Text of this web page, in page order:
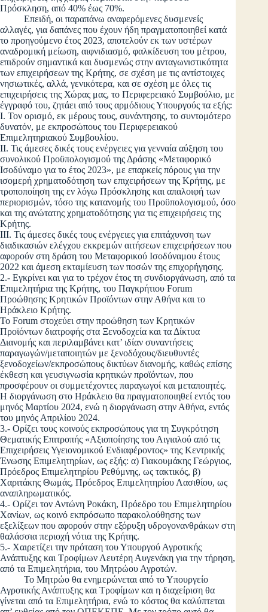
Πρόσκληση, από 40% έως 70%.
Επειδή, οι παραπάνω αναφερόμενες δυσμενείς
αλλαγές, για δαπάνες που έχουν ήδη πραγματοποιηθεί κατά
το προηγούμενο έτος 2023, αποτελούν εκ των υστέρων
αναδρομική μείωση, αιφνιδιασμό, φαλκίδευση του μέτρου,
επιδρούν σημαντικά και δυσμενώς στην ανταγωνιστικότητα
των επιχειρήσεων της Κρήτης, σε σχέση με τις αντίστοιχες
νησιωτικές, αλλά, γενικότερα, και σε σχέση με όλες τις
επιχειρήσεις της Χώρας μας, το Περιφερειακό Συμβούλιο, με
έγγραφό του, ζητάει από τους αρμόδιους Υπουργούς τα εξής:
I. Τον ορισμό, εκ μέρους τους, συνάντησης, το συντομότερο
δυνατόν, με εκπροσώπους του Περιφερειακού
Επιμελητηριακού Συμβουλίου.
II. Τις άμεσες δικές τους ενέργειες για γενναία αύξηση του
συνολικού Προϋπολογισμού της Δράσης «Μεταφορικό
Ισοδύναμο για το έτος 2023», με επαρκείς πόρους για την
ισομερή χρηματοδότηση των επιχειρήσεων της Κρήτης, με
τροποποίηση της εν λόγω Πρόσκλησης και απαλοιφή των
περιορισμών, τόσο της κατανομής του Προϋπολογισμού, όσο
και της ανώτατης χρηματοδότησης για τις επιχειρήσεις της
Κρήτης.
III. Τις άμεσες δικές τους ενέργειες για επιτάχυνση των
διαδικασιών ελέγχου εκκρεμών αιτήσεων επιχειρήσεων που
αφορούν στη δράση του Μεταφορικού Ισοδύναμου έτους
2022 και άμεση εκταμίευση των ποσών της επιχορήγησης.
2.- Εγκρίνει και για το τρέχον έτος τη συνδιοργάνωση, από τα
Επιμελητήρια της Κρήτης, του Παγκρήτιου Forum
Προώθησης Κρητικών Προϊόντων στην Αθήνα και το
Ηράκλειο Κρήτης.
Το Forum στοχεύει στην προώθηση των Κρητικών
Προϊόντων διατροφής στα Ξενοδοχεία και τα Δίκτυα
Διανομής και περιλαμβάνει κατ’ ιδίαν συναντήσεις
παραγωγών/μεταποιητών με ξενοδόχους/διευθυντές
ξενοδοχείων/εκπροσώπους δικτύων διανομής, καθώς επίσης
έκθεση και γευσιγνωσία κρητικών προϊόντων, που
προσφέρουν οι συμμετέχοντες παραγωγοί και μεταποιητές.
Η διοργάνωση στο Ηράκλειο θα πραγματοποιηθεί εντός του
μηνός Μαρτίου 2024, ενώ η διοργάνωση στην Αθήνα, εντός
του μηνός Απριλίου 2024.
3.- Ορίζει τους κοινούς εκπροσώπους για τη Συγκρότηση
Θεματικής Επιτροπής «Αξιοποίησης του Αιγιαλού από τις
Επιχειρήσεις Υγειονομικού Ενδιαφέροντος» της Κεντρικής
Ένωσης Επιμελητηρίων, ως εξής: α) Γιακουμάκης Γεώργιος,
Πρόεδρος Επιμελητηρίου Ρεθύμνης, ως τακτικός, β)
Χαριτάκης Θωμάς, Πρόεδρος Επιμελητηρίου Λασιθίου, ως
αναπληρωματικός.
4.- Ορίζει τον Αντώνη Ροκάκη, Πρόεδρο του Επιμελητηρίου
Χανίων, ως κοινό εκπρόσωπο παρακολούθησης των
εξελίξεων που αφορούν στην εξόρυξη υδρογονανθράκων στη
θαλάσσια περιοχή νότια της Κρήτης.
5.- Χαιρετίζει την πρόταση του Υπουργού Αγροτικής
Ανάπτυξης και Τροφίμων Λευτέρη Αυγενάκη για την τήρηση,
από τα Επιμελητήρια, του Μητρώου Αγροτών.
Το Μητρώο θα ενημερώνεται από το Υπουργείο
Αγροτικής Ανάπτυξης και Τροφίμων και η διαχείριση θα
γίνεται από τα Επιμελητήρια, ενώ το κόστος θα καλύπτεται